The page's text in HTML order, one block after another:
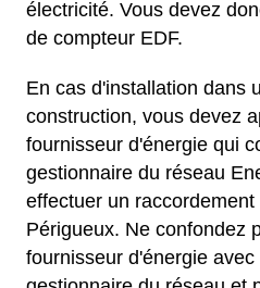
électricité. Vous devez
de compteur EDF.
En cas d'installation dans
construction, vous devez
fournisseur d'énergie qui
gestionnaire du réseau
effectuer un
Périgueux. Ne confondez
fournisseur d'énergie